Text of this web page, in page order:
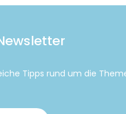
Tipps rund um die